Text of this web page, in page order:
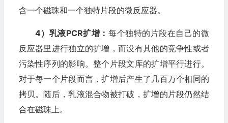
含一个磁珠和一个独特片段的微反应器。
4）乳液PCR扩增： 每个独特的片段在自己的微
反应器里进行独立的扩增，而没有其他的竞争性或者
污染性序列的影响。整个片段文库的扩增平行进行。
对于每一个片段而言，扩增后产生了几百万个相同的
拷贝。随后，乳液混合物被打破，扩增的片段仍然结
合在磁珠上。